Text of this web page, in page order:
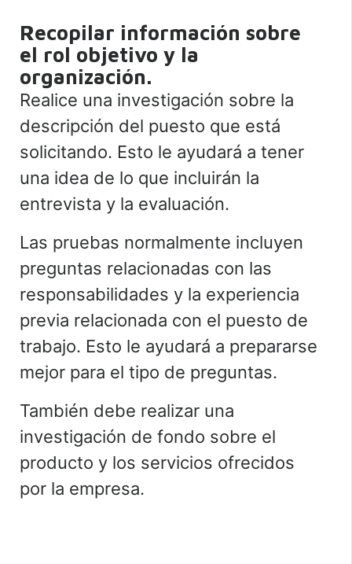
Recopilar información sobre
el rol objetivo y la
organización.
Realice una investigación sobre la
descripción del puesto que está
solicitando. Esto le ayudará a tener
una idea de lo que incluirán la
entrevista y la evaluación.
Las pruebas normalmente incluyen
preguntas relacionadas con las
responsabilidades y la experiencia
previa relacionada con el puesto de
trabajo. Esto le ayudará a prepararse
mejor para el tipo de preguntas.
También debe realizar una
investigación de fondo sobre el
producto y los servicios ofrecidos
por la empresa.